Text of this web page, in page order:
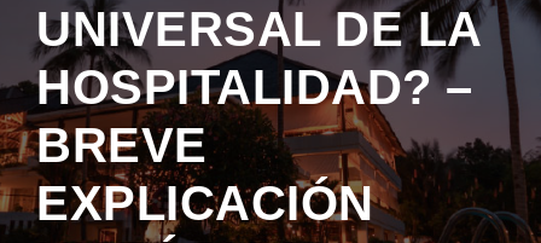
UNIVERSAL DE LA
HOSPITALIDAD? –
BREVE
EXPLICACIÓN